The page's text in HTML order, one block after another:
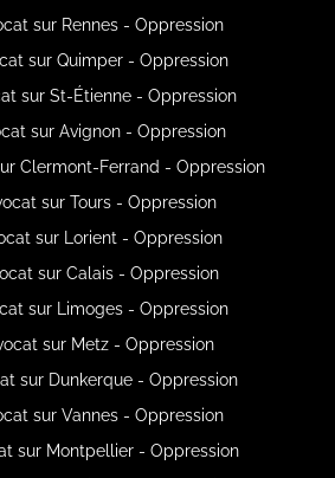
sur Rennes - Oppression
sur Quimper - Oppression
sur St-Étienne - Oppression
sur Avignon - Oppression
Clermont-Ferrand - Oppression
sur Tours - Oppression
sur Lorient - Oppression
sur Calais - Oppression
sur Limoges - Oppression
sur Metz - Oppression
sur Dunkerque - Oppression
sur Vannes - Oppression
sur Montpellier - Oppression